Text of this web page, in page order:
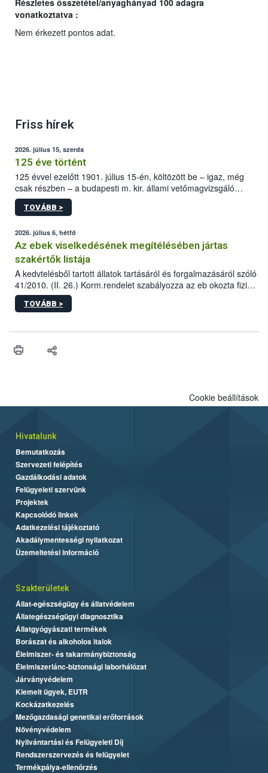
Részletes összetétel/anyaghányad 100 adagra
vonatkoztatva :
Nem érkezett pontos adat.
Friss hírek
2026. július 15, szerda
125 éve történt
125 évvel ezelőtt 1901. július 15-én, költözött be – igaz, még
csak részben – a budapesti m. kir. állami vetőmagvizsgáló
állomás a Kis Rókus utca 15. szám alatti, Czigler Győző által
tervezett új épületébe.
TOVÁBB >
2026. július 6, hétfő
Az ebek viselkedésének megítélésében jártas
szakértők listája
A kedvtelésből tartott állatok tartásáról és forgalmazásáról szóló
41/2010. (II. 26.) Korm.rendelet szabályozza az eb okozta fizikai
sérülés, illetve ennek veszélye keletkezésekor felmerülő
hatósági feladatokat, valamint a veszélyes eb tartását és annak
vonni az ebek viselkedésének megítélésében jártas szakértőt.
TOVÁBB >
Cookie beállítások
Hivatalunk
Bemutatkozás
Szervezeti felépítés
Gazdálkodási adatok
Felügyeleti szervünk
Projektek
Kapcsolódó linkek
Adatkezelési tájékoztató
Akadálymentességi nyilatkozat
Üzemeltetési információ
Szakterületek
Állat-egészségügy és állatvédelem
Állategészségügyi diagnosztika
Állatgyógyászati termékek
Borászat és alkoholos italok
Élelmiszer- és takarmánybiztonság
Élelmiszerlánc-biztonsági laborhálózat
Járványvédelem
Kiemelt ügyek, EUTR
Kockázatkezelés
Mezőgazdasági genetikai erőforrások
Növényvédelem
Nyilvántartási és Felügyeleti Díj
Rendszerszervezés és felügyelet
Termékpálya-ellenőrzés